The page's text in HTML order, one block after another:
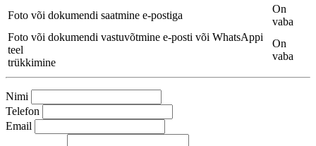
Foto või dokumendi saatmine e-postiga
On
vaba
Foto või dokumendi vastuvõtmine e-posti või WhatsAppi
teel
trükkimine
On
vaba
Nimi
Telefon
Email